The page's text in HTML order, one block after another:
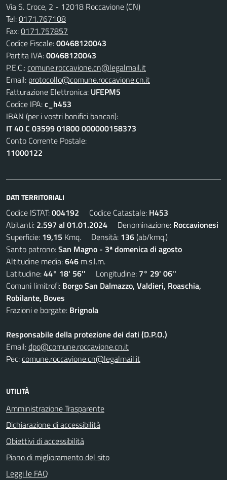
Via S. Croce, 2 - 12018 Roccavione (CN)
Tel:0171.767108
Fax:0171.757857
Codice Fiscale:00468120043
Partita IVA:00468120043
P.E.C.:comune.roccavione.cn@legalmail.it
Email: protocollo@comune.roccavione.cn.it
Fatturazione Elettronica: UFEPM5
Codice IPA:c_h453
IBAN (per i vostri bonifici bancari):
IT 40 C 03599 01800 000000158373
Conto Corrente Postale:
11000122
DATI TERRITORIALI
Codice ISTAT:004192 Codice Catastale: H453
Abitanti: 2.597 al 01.01.2024 Denominazione: Roccavionesi
Superficie: 19,15 Kmq. Densità: 136(ab/kmq.)
Santo patrono:San Magno - 3ª domenica di agosto
Altitudine media:646 m.s.l.m.
Latitudine:44° 18' 56'' Longitudine: 7° 29' 06''
Comuni limitrofi: Borgo San Dalmazzo, Valdieri, Roaschia,
Robilante, Boves
Frazioni e borgate: Brignola
Responsabile della protezione dei dati (D.P.O.)
Email:dpo@comune.roccavione.cn.it
Pec:comune.roccavione.cn@legalmail.it
UTILITÀ
Amministrazione Trasparente
Dichiarazione di accessibilità
Obiettivi di accessibilità
Piano di miglioramento del sito
Leggi le FAQ